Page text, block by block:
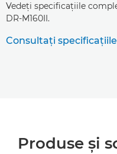
Vedeţi specificaţiile
DR-M160II.
Consultaţi
Produse şi